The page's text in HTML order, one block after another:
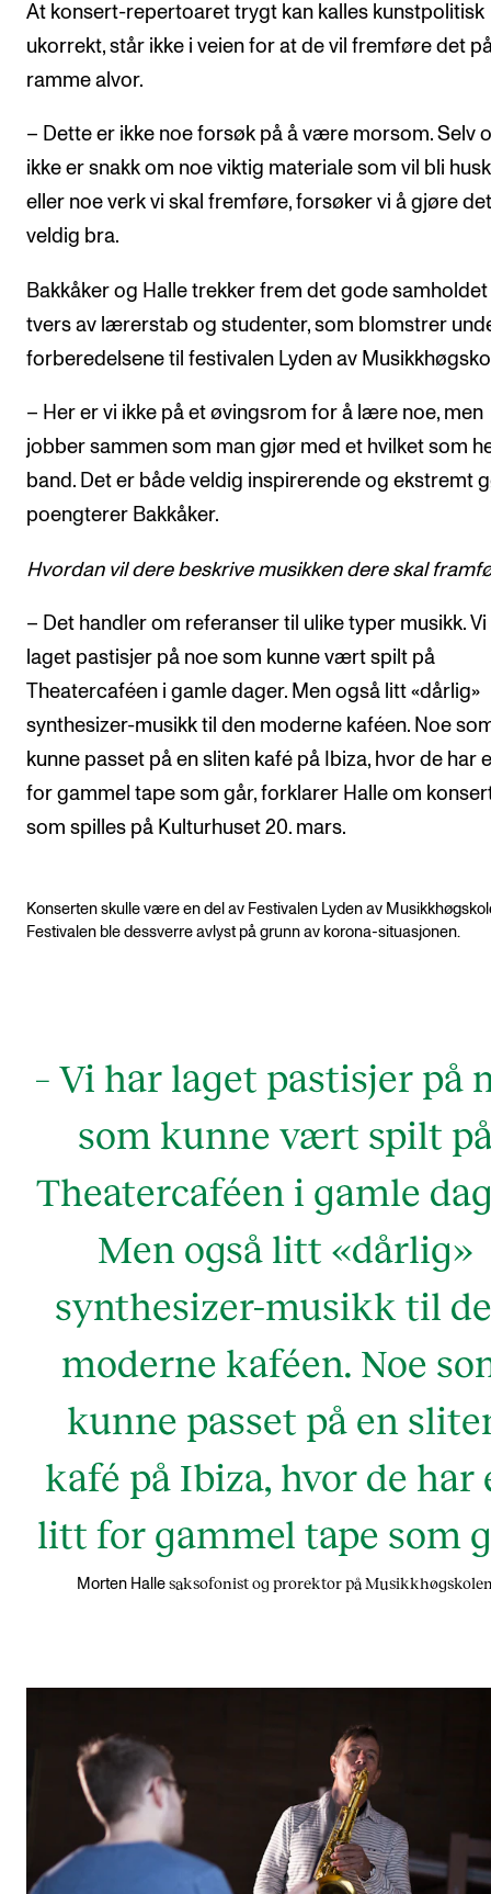
At konsert-repertoaret trygt kan kalles kunstpolitisk
ukorrekt, står ikke i veien for at de vil fremføre det
ramme alvor.
– Dette er ikke noe forsøk på å være morsom. Selv
ikke er snakk om noe viktig materiale som vil bli
eller noe verk vi skal fremføre, forsøker vi å gjøre det
veldig bra.
Bakkåker og Halle trekker frem det gode samholdet
tvers av lærerstab og studenter, som blomstrer
forberedelsene til festivalen Lyden av
– Her er vi ikke på et øvingsrom for å lære noe, men
jobber sammen som man gjør med et hvilket som
band. Det er både veldig inspirerende og ekstremt
poengterer Bakkåker.
Hvordan vil dere beskrive musikken dere skal
– Det handler om referanser til ulike typer musikk. Vi
laget pastisjer på noe som kunne vært spilt på
Theatercaféen i gamle dager. Men også litt «dårlig»
synthesizer-musikk til den moderne kaféen. Noe
kunne passet på en sliten kafé på Ibiza, hvor de har
for gammel tape som går, forklarer Halle om
som spilles på Kulturhuset 20. mars.
Konserten skulle være en del av Festivalen Lyden av
Festivalen ble dessverre avlyst på grunn av korona-situasjonen.
– Vi har laget pastisjer på
som kunne vært spilt
Theatercaféen i gamle
Men også litt «dårlig»
synthesizer-musikk til
moderne kaféen. Noe
kunne passet på en
kafé på Ibiza, hvor de har
litt for gammel tape som
Morten Halle saksofonist og prorektor på